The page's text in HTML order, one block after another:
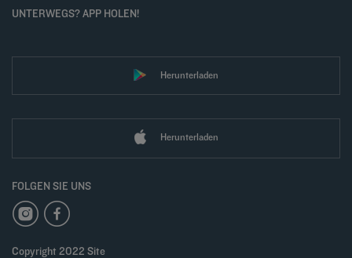
UNTERWEGS? APP HOLEN!
Herunterladen
Herunterladen
FOLGEN SIE UNS
Copyright 2022 Site